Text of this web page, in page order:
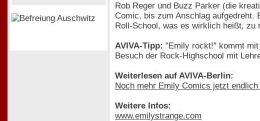
Rob Reger und Buzz Parker (die
Comic, bis zum Anschlag aufgedreht.
Roll-School, was es wirklich heißt, zu
AVIVA-Tipp: "Emily rockt!" kommt mit
Besuch der Rock-Highschool mit
Weiterlesen auf AVIVA-Berlin:
Noch mehr Emily Comics jetzt
Weitere Infos:
www.emilystrange.com